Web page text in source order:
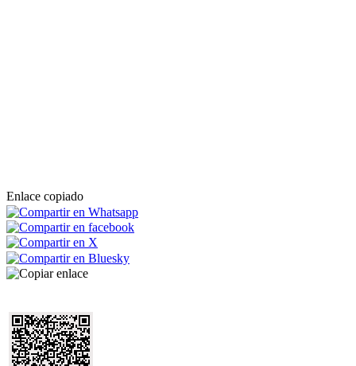
Enlace copiado